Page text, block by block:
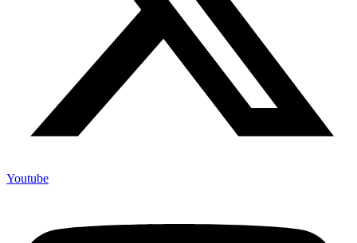
Youtube